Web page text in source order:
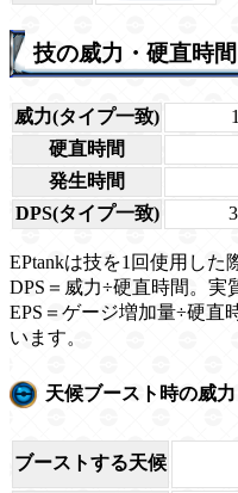
技の威力・硬直時間
威力(タイプ一致)
硬直時間
発生時間
DPS(タイプ一致)
EPtankは技を1回使用した
DPS＝威力÷硬直時間。実
EPS＝ゲージ増加量÷硬直
います。
天候ブースト時の威力
ブーストする天候